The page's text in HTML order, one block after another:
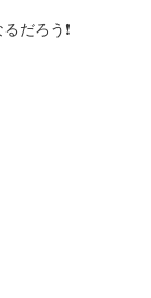
だろう❗